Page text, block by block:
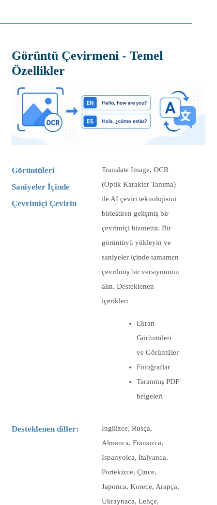
Görüntü Çevirmeni - Temel
Özellikler
Görüntüleri
Saniyeler İçinde
Çevrimiçi Çevirin
Translate Image, OCR
(Optik Karakter Tanıma)
ile AI çeviri teknolojisini
birleştiren gelişmiş bir
çevrimiçi hizmettir. Bir
görüntüyü yükleyin ve
saniyeler içinde tamamen
çevrilmiş bir versiyonunu
alın. Desteklenen
içerikler:
Ekran
Görüntüleri
ve Görüntüler
Fotoğraflar
Taranmış PDF
belgeleri
Desteklenen diller:
İngilizce, Rusça,
Almanca, Fransızca,
İspanyolca, İtalyanca,
Portekizce, Çince,
Japonca, Korece, Arapça,
Ukraynaca, Lehçe,